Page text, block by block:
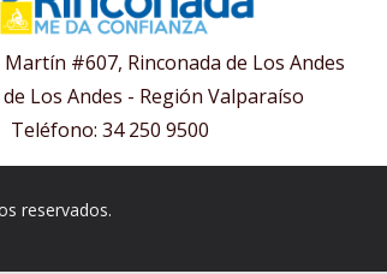
#607, Rinconada de Los Andes
Los Andes - Región Valparaíso
Teléfono: 34 250 9500
reservados.